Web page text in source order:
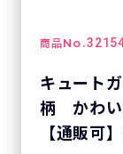
商品No.
キュート
柄 かわ
【通販可